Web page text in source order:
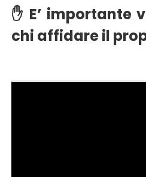
✋ E’ importante
chi affidare il